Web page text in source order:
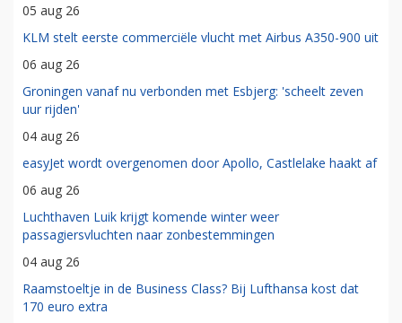
05 aug 26
KLM stelt eerste commerciële vlucht met Airbus A350-900 uit
06 aug 26
Groningen vanaf nu verbonden met Esbjerg: 'scheelt zeven
uur rijden'
04 aug 26
easyJet wordt overgenomen door Apollo, Castlelake haakt af
06 aug 26
Luchthaven Luik krijgt komende winter weer
passagiersvluchten naar zonbestemmingen
04 aug 26
Raamstoeltje in de Business Class? Bij Lufthansa kost dat
170 euro extra